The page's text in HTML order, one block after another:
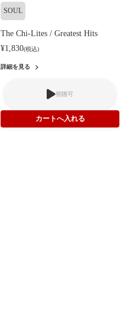
SOUL
The Chi-Lites / Greatest Hits
¥1,830(税込)
詳細を見る
視聴可